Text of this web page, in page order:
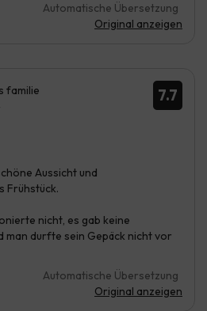
Automatische Übersetzung
Original anzeigen
7.7
familie
Aussicht und
Frühstück.
nicht, es gab keine
man durfte sein Gepäck nicht vor
Automatische Übersetzung
Original anzeigen